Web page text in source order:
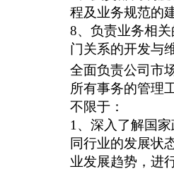
程及业务规范的
8、负责业务相
门关系的开发与
全面负责公司市
所有事务的管理
不限于：
1、深入了解国家
同行业的发展状
业发展趋势，进